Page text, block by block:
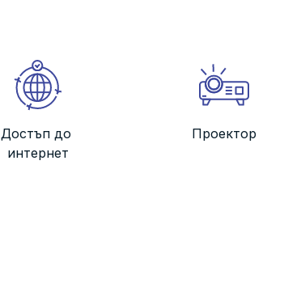
Достъп до
интернет
Проектор